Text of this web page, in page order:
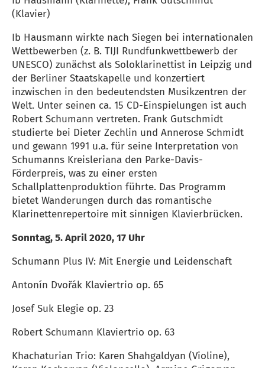
(Klavier)
Ib Hausmann wirkte nach Siegen bei internationalen
Wettbewerben (z. B. TIJI Rundfunkwettbewerb der
UNESCO) zunächst als Soloklarinettist in Leipzig und
der Berliner Staatskapelle und konzertiert
inzwischen in den bedeutendsten Musikzentren der
Welt. Unter seinen ca. 15 CD-Einspielungen ist auch
Robert Schumann vertreten. Frank Gutschmidt
studierte bei Dieter Zechlin und Annerose Schmidt
und gewann 1991 u.a. für seine Interpretation von
Schumanns Kreisleriana den Parke-Davis-
Förderpreis, was zu einer ersten
Schallplattenproduktion führte. Das Programm
bietet Wanderungen durch das romantische
Klarinettenrepertoire mit sinnigen Klavierbrücken.
Sonntag, 5. April 2020, 17 Uhr
Schumann Plus IV: Mit Energie und Leidenschaft
Antonín Dvořák Klaviertrio op. 65
Josef Suk Elegie op. 23
Robert Schumann Klaviertrio op. 63
Khachaturian Trio: Karen Shahgaldyan (Violine),